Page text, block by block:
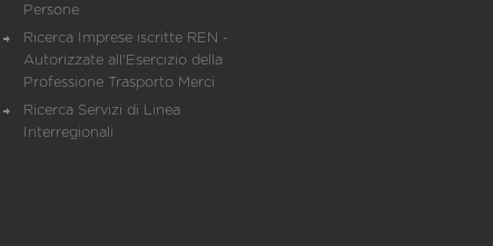
Persone
Ricerca Imprese iscritte REN -
Autorizzate all'Esercizio della
Professione Trasporto Merci
Ricerca Servizi di Linea
Interregionali